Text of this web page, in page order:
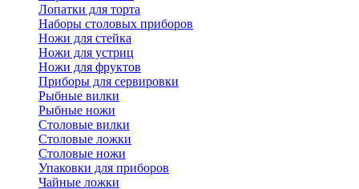
Лопатки для торта
Наборы столовых приборов
Ножи для стейка
Ножи для устриц
Ножи для фруктов
Приборы для сервировки
Рыбные вилки
Рыбные ножи
Столовые вилки
Столовые ложки
Столовые ножи
Упаковки для приборов
Чайные ложки